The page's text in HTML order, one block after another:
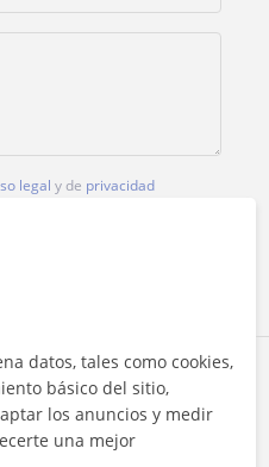
legal y de privacidad
datos, tales como cookies,
básico del sitio,
los anuncios y medir
una mejor